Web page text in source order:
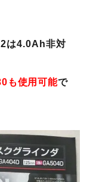
は4.0Ah非対
も使用可能で